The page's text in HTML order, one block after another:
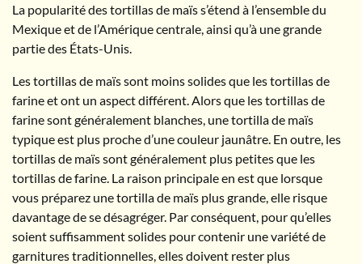
La popularité des tortillas de maïs s’étend à l’ensemble du
Mexique et de l’Amérique centrale, ainsi qu’à une grande
partie des États-Unis.
Les tortillas de maïs sont moins solides que les tortillas de
farine et ont un aspect différent. Alors que les tortillas de
farine sont généralement blanches, une tortilla de maïs
typique est plus proche d’une couleur jaunâtre. En outre, les
tortillas de maïs sont généralement plus petites que les
tortillas de farine. La raison principale en est que lorsque
vous préparez une tortilla de maïs plus grande, elle risque
davantage de se désagréger. Par conséquent, pour qu’elles
soient suffisamment solides pour contenir une variété de
garnitures traditionnelles, elles doivent rester plus